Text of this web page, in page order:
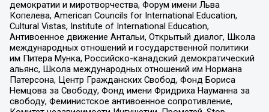
демократии и миротворчества, Форум имени Льва
Копелева, American Councils for International Education,
Cultural Vistas, Institute of International Education,
Антивоенное движение Антальи, Открытый диалог, Школа
международных отношений и государственной политики
им Питера Мунка, Российско-канадский демократический
альянс, Школа международных отношений им Нормана
Патерсона, Центр Гражданских Свобод, Фонд Бориса
Немцова за Свободу, Фонд имени Фридриха Науманна за
свободу, Феминистское антивоенное сопротивление,